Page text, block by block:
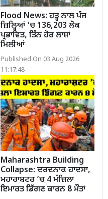
Flood News: ਹੜ੍ਹ ਨਾਲ ਪੰਜ
ਜ਼ਿਲ੍ਹਿਆਂ 'ਚ 136,203 ਲੋਕ
ਪ੍ਰਭਾਵਿਤ, ਤਿੰਨ ਹੋਰ ਲਾਸ਼ਾਂ
ਮਿਲੀਆਂ
Published On 03 Aug 2026
11:17:48
Maharashtra Building
Collapse: ਦਰਦਨਾਕ ਹਾਦਸਾ,
ਮਹਾਰਾਸ਼ਟਰ ’ਚ 4 ਮੰਜ਼ਿਲਾ
ਇਮਾਰਤ ਡਿੱਗਣ ਕਾਰਨ 8 ਮੌਤਾਂ